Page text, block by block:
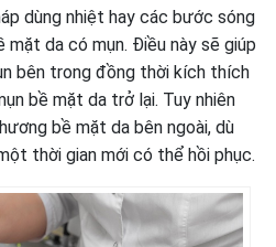
dùng nhiệt hay các bước sóng
mặt da có mụn. Điều này sẽ giúp
bên trong đồng thời kích thích
bề mặt da trở lại. Tuy nhiên
bề mặt da bên ngoài, dù
thời gian mới có thể hồi phục.